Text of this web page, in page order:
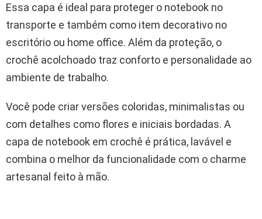
Essa capa é ideal para proteger o notebook no
transporte e também como item decorativo no
escritório ou home office. Além da proteção, o
crochê acolchoado traz conforto e personalidade ao
ambiente de trabalho.
Você pode criar versões coloridas, minimalistas ou
com detalhes como flores e iniciais bordadas. A
capa de notebook em crochê é prática, lavável e
combina o melhor da funcionalidade com o charme
artesanal feito à mão.